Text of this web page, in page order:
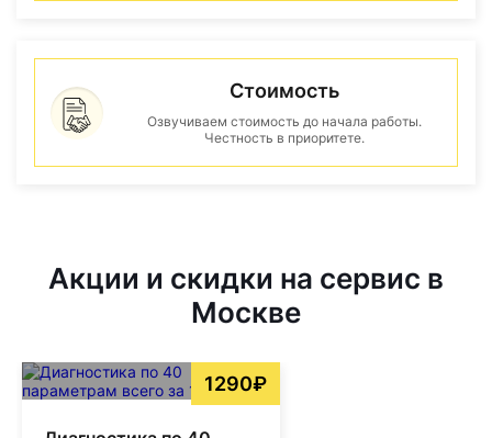
Стоимость
Озвучиваем стоимость до начала работы.
Честность в приоритете.
Акции и скидки на сервис в
Москве
1290₽